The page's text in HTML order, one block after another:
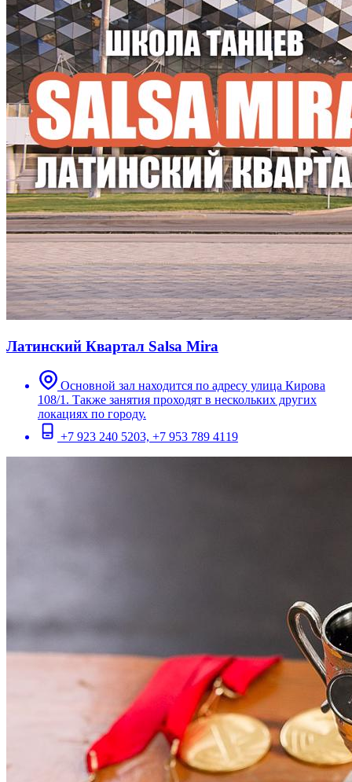
Латинский Квартал Salsa Mira
Основной зал находится по адресу улица Кирова
108/1. Также занятия проходят в нескольких других
локациях по городу.
+7 923 240 5203, +7 953 789 4119